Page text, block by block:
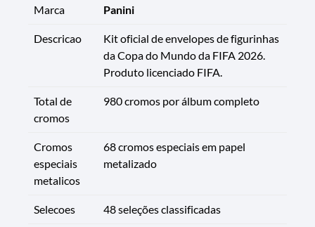
Marca Panini
Descricao
Kit oficial de envelopes de figurinhas
da Copa do Mundo da FIFA 2026.
Produto licenciado FIFA.
Total de
cromos
980 cromos por álbum completo
Cromos
especiais
metalicos
68 cromos especiais em papel
metalizado
Selecoes 48 seleções classificadas